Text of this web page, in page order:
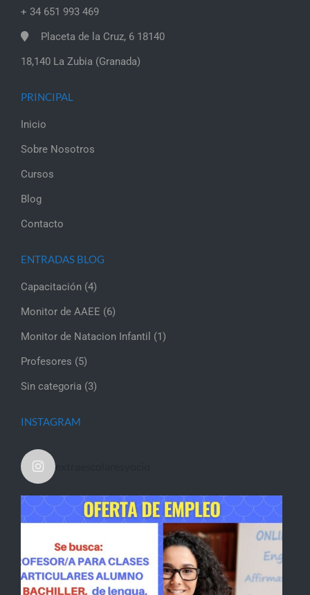
+ 34 651 993 469
Placeta de la Cruz, 6 18140
18,140 La Zubia (Granada)
PRINCIPAL
Inicio
Sobre Nosotros
Cursos
Blog
Contacto
ENTRADAS BLOG
Capacitación (4)
Monitor de AAEE (6)
Monitor de Natacion Infantil (1)
Profesores (5)
Sin categoria (3)
INSTAGRAM